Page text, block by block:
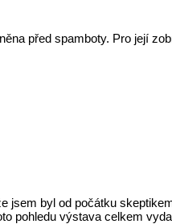
před spamboty. Pro její
jsem byl od počátku
pohledu výstava celkem